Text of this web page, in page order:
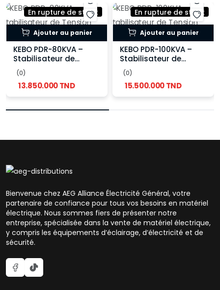
En rupture de stock
Ajouter au panier
KEBO PDR-80KVA –
Stabilisateur de
Tension Triphasé 80
kVA
(0)
13.850.000 TND
En rupture de stock
Ajouter au panier
KEBO PDR-100KVA –
Stabilisateur de
Tension Triphasé 100
kVA (280–480V)
(0)
15.500.000 TND
Bienvenue chez AEG Alliance Électricité Général, votre
partenaire de confiance pour tous vos besoins en matériel
électrique. Nous sommes fiers de présenter notre
entreprise, spécialisée dans la vente de matériel électrique,
y compris les équipements d’éclairage, d’électricité et de
sécurité.